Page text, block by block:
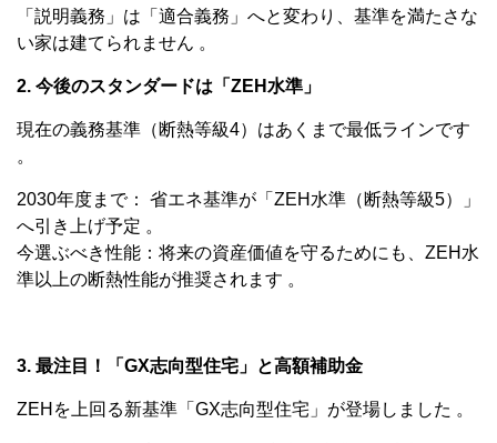
「説明義務」は「適合義務」へと変わり、基準を満たさな
い家は建てられません 。
2. 今後のスタンダードは「ZEH水準」
現在の義務基準（断熱等級4）はあくまで最低ラインです
。
2030年度まで： 省エネ基準が「ZEH水準（断熱等級5）」
へ引き上げ予定 。
今選ぶべき性能：将来の資産価値を守るためにも、ZEH水
準以上の断熱性能が推奨されます 。
3. 最注目！「GX志向型住宅」と高額補助金
ZEHを上回る新基準「GX志向型住宅」が登場しました 。